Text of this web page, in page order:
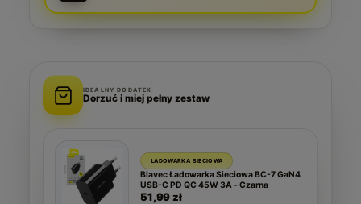
IDEALNY DODATEK
Dorzuć i miej pełny zestaw
ŁADOWARKA SIECIOWA
Blavec Ładowarka Sieciowa BC-7 GaN4
USB-C PD QC 45W 3A - Czarna
51,99 zł